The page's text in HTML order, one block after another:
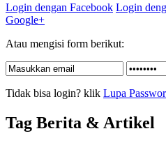
Login dengan Facebook Login
Google+
Atau mengisi form berikut:
Tidak bisa login? klik Lupa
Tag Berita & Artikel